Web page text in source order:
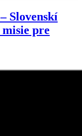
Slovenskí
pre